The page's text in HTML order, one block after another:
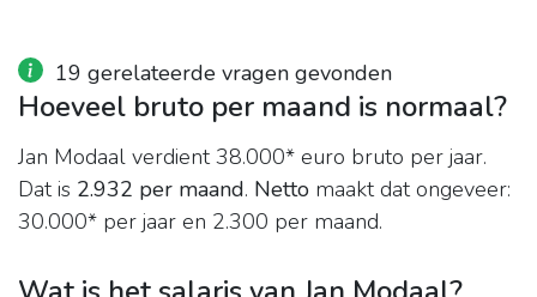
19 gerelateerde vragen gevonden
Hoeveel bruto per maand is normaal?
Jan Modaal verdient 38.000* euro bruto per jaar.
Dat is 2.932 per maand. Netto maakt dat ongeveer:
30.000* per jaar en 2.300 per maand.